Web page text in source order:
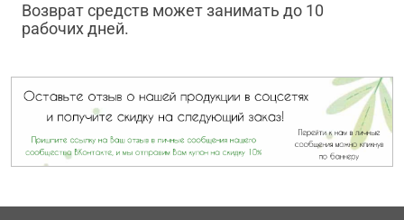
Возврат средств может занимать до 10
рабочих дней.